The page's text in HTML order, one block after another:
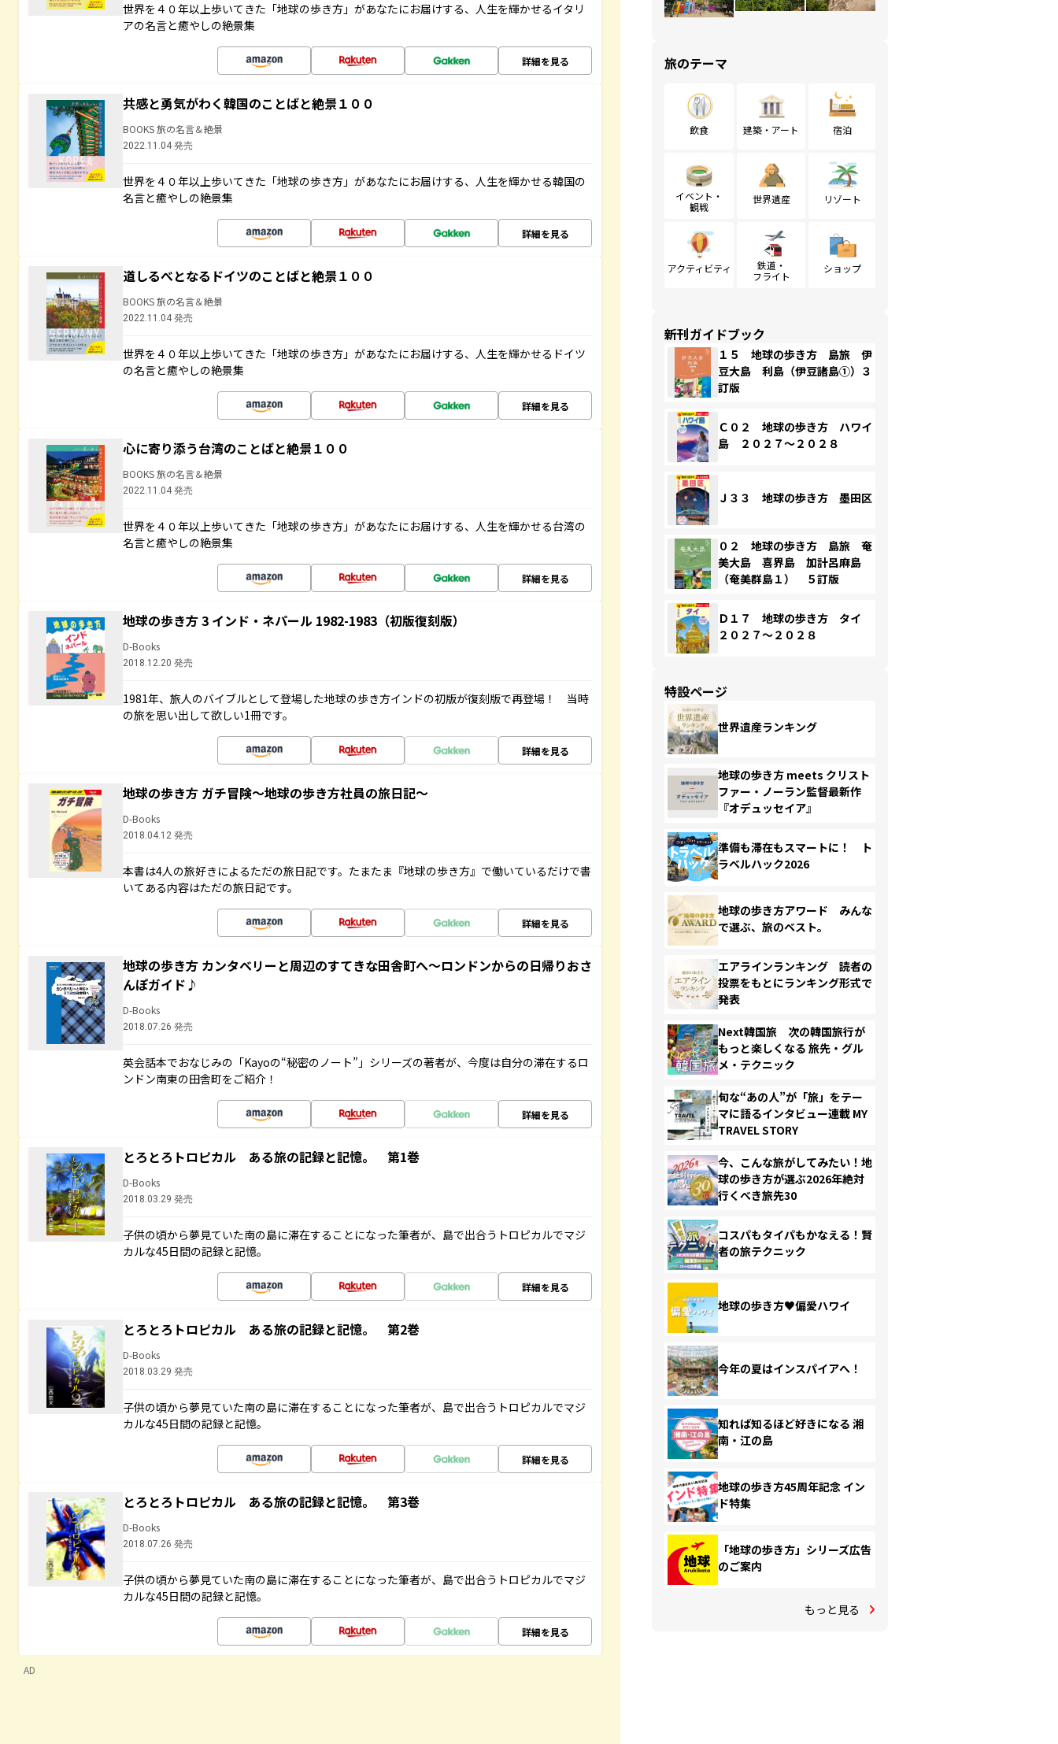
世界を４０年以上歩いてきた「地球の歩き方」があなたにお届けする、人生を輝かせるイタリ
アの名言と癒やしの絶景集
詳細を見る
共感と勇気がわく韓国のことばと絶景１００
BOOKS 旅の名言＆絶景
2022.11.04 発売
世界を４０年以上歩いてきた「地球の歩き方」があなたにお届けする、人生を輝かせる韓国の
名言と癒やしの絶景集
詳細を見る
道しるべとなるドイツのことばと絶景１００
BOOKS 旅の名言＆絶景
2022.11.04 発売
世界を４０年以上歩いてきた「地球の歩き方」があなたにお届けする、人生を輝かせるドイツ
の名言と癒やしの絶景集
詳細を見る
心に寄り添う台湾のことばと絶景１００
BOOKS 旅の名言＆絶景
2022.11.04 発売
世界を４０年以上歩いてきた「地球の歩き方」があなたにお届けする、人生を輝かせる台湾の
名言と癒やしの絶景集
詳細を見る
地球の歩き方 3 インド・ネパール 1982-1983（初版復刻版）
D-Books
2018.12.20 発売
1981年、旅人のバイブルとして登場した地球の歩き方インドの初版が復刻版で再登場！ 当時
の旅を思い出して欲しい1冊です。
詳細を見る
地球の歩き方 ガチ冒険～地球の歩き方社員の旅日記～
D-Books
2018.04.12 発売
本書は4人の旅好きによるただの旅日記です。たまたま『地球の歩き方』で働いているだけで書
いてある内容はただの旅日記です。
詳細を見る
地球の歩き方 カンタベリーと周辺のすてきな田舎町へ～ロンドンからの日帰りおさ
んぽガイド♪
D-Books
2018.07.26 発売
英会話本でおなじみの「Kayoの“秘密のノート”」シリーズの著者が、今度は自分の滞在するロ
ンドン南東の田舎町をご紹介！
詳細を見る
とろとろトロピカル ある旅の記録と記憶。 第1巻
D-Books
2018.03.29 発売
子供の頃から夢見ていた南の島に滞在することになった筆者が、島で出合うトロピカルでマジ
カルな45日間の記録と記憶。
詳細を見る
とろとろトロピカル ある旅の記録と記憶。 第2巻
D-Books
2018.03.29 発売
子供の頃から夢見ていた南の島に滞在することになった筆者が、島で出合うトロピカルでマジ
カルな45日間の記録と記憶。
詳細を見る
とろとろトロピカル ある旅の記録と記憶。 第3巻
D-Books
2018.07.26 発売
子供の頃から夢見ていた南の島に滞在することになった筆者が、島で出合うトロピカルでマジ
カルな45日間の記録と記憶。
詳細を見る
AD
旅のテーマ
飲食 建築・アート 宿泊
イベント・
観戦
世界遺産 リゾート
アクティビティ
鉄道・
フライト
ショップ
新刊ガイドブック
１５ 地球の歩き方 島旅 伊
豆大島 利島（伊豆諸島①）３
訂版
Ｃ０２ 地球の歩き方 ハワイ
島 ２０２７～２０２８
Ｊ３３ 地球の歩き方 墨田区
０２ 地球の歩き方 島旅 奄
美大島 喜界島 加計呂麻島
（奄美群島１） ５訂版
Ｄ１７ 地球の歩き方 タイ
２０２７～２０２８
特設ページ
世界遺産ランキング
地球の歩き方 meets クリスト
ファー・ノーラン監督最新作
『オデュッセイア』
準備も滞在もスマートに！ ト
ラベルハック2026
地球の歩き方アワード みんな
で選ぶ、旅のベスト。
エアラインランキング 読者の
投票をもとにランキング形式で
発表
Next韓国旅 次の韓国旅行が
もっと楽しくなる 旅先・グル
メ・テクニック
旬な“あの人”が「旅」をテー
マに語るインタビュー連載 MY
TRAVEL STORY
今、こんな旅がしてみたい！地
球の歩き方が選ぶ2026年絶対
行くべき旅先30
コスパもタイパもかなえる！賢
者の旅テクニック
地球の歩き方♥偏愛ハワイ
今年の夏はインスパイアへ！
知れば知るほど好きになる 湘
南・江の島
地球の歩き方45周年記念 イン
ド特集
「地球の歩き方」シリーズ広告
のご案内
もっと見る